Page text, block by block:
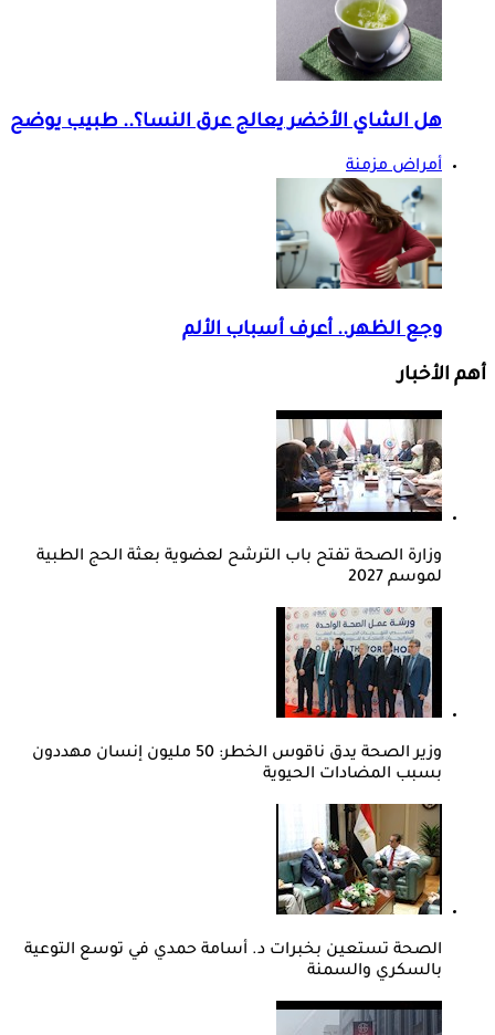
هل الشاي الأخضر يعالج عرق النسا؟.. طبيب يوضح
أمراض مزمنة
وجع الظهر.. أعرف أسباب الألم
أهم الأخبار
وزارة الصحة تفتح باب الترشح لعضوية بعثة الحج الطبية
لموسم 2027
وزير الصحة يدق ناقوس الخطر: 50 مليون إنسان مهددون
بسبب المضادات الحيوية
الصحة تستعين بخبرات د. أسامة حمدي في توسع التوعية
بالسكري والسمنة